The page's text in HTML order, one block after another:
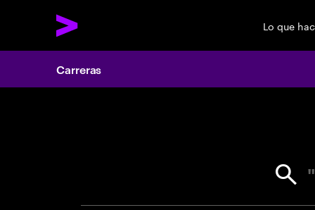
Lo que
Carreras